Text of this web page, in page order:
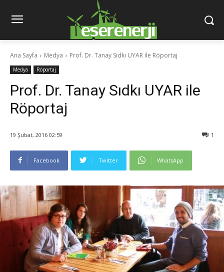
Ana Sayfa Medya Prof. Dr. Tanay Sıdkı UYAR ile Röportaj
Medya Röportaj
Prof. Dr. Tanay Sıdkı UYAR ile
Röportaj
19 Şubat, 2016 02:59 1
Facebook Twitter WhatsApp